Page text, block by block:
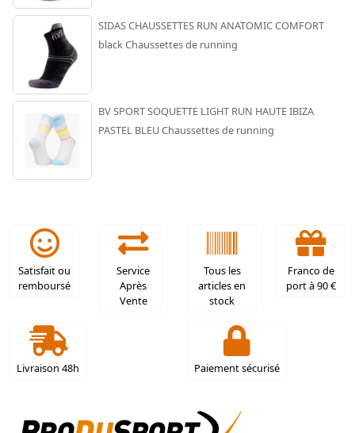
SIDAS CHAUSSETTES RUN ANATOMIC COMFORT
black Chaussettes de running
BV SPORT SOQUETTE LIGHT RUN HAUTE IBIZA
PASTEL BLEU Chaussettes de running
Satisfait ou
remboursé
Service
Après
Vente
Tous les
articles en
stock
Franco de
port à 90 €
Livraison 48h Paiement sécurisé